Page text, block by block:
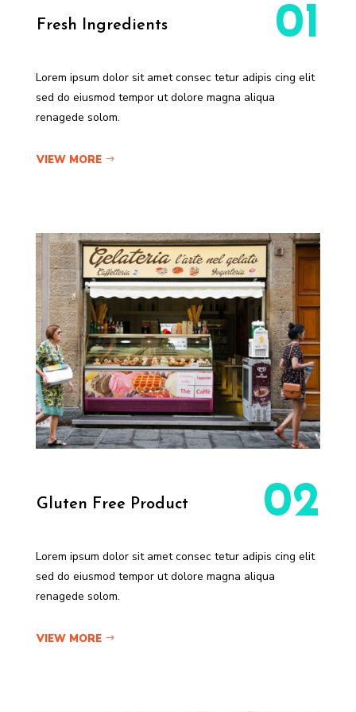
01
Fresh Ingredients
Lorem ipsum dolor sit amet consec tetur adipis cing elit
sed do eiusmod tempor ut dolore magna aliqua
renagede solom.
VIEW MORE
02
Gluten Free Product
Lorem ipsum dolor sit amet consec tetur adipis cing elit
sed do eiusmod tempor ut dolore magna aliqua
renagede solom.
VIEW MORE